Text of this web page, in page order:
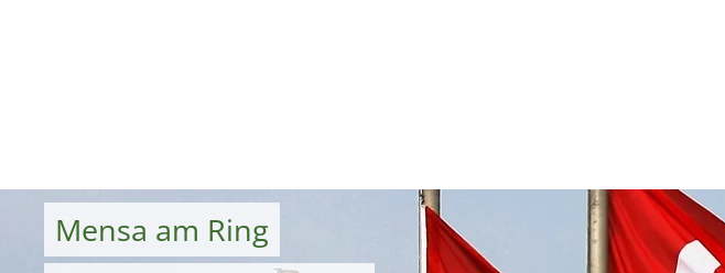
Mensa am Ring